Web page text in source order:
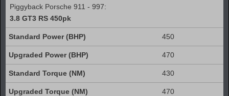
Piggyback Porsche 911 - 997:
3.8 GT3 RS 450pk
450
470
430
470